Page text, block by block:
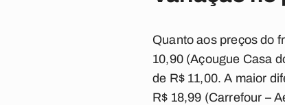
Quanto aos preços do
10,90 (Açougue Casa
de R$ 11,00. A maior
R$ 18,99 (Carrefour –